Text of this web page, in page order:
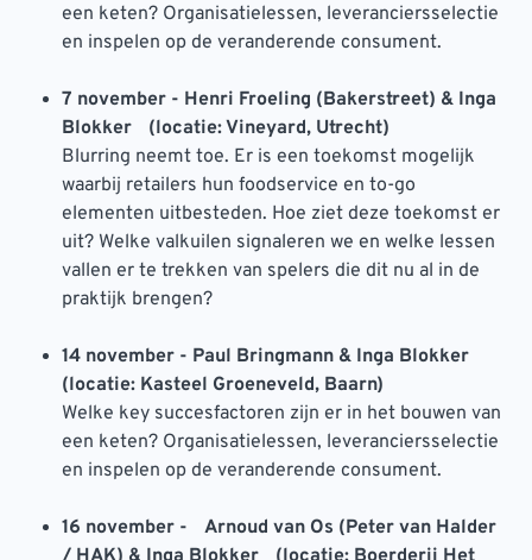
een keten? Organisatielessen, leveranciersselectie
en inspelen op de veranderende consument.
7 november - Henri Froeling (Bakerstreet) & Inga
Blokker (locatie: Vineyard, Utrecht)
Blurring neemt toe. Er is een toekomst mogelijk
waarbij retailers hun foodservice en to-go
elementen uitbesteden. Hoe ziet deze toekomst er
uit? Welke valkuilen signaleren we en welke lessen
vallen er te trekken van spelers die dit nu al in de
praktijk brengen?
14 november - Paul Bringmann & Inga Blokker
(locatie: Kasteel Groeneveld, Baarn)
Welke key succesfactoren zijn er in het bouwen van
een keten? Organisatielessen, leveranciersselectie
en inspelen op de veranderende consument.
16 november - Arnoud van Os (Peter van Halder